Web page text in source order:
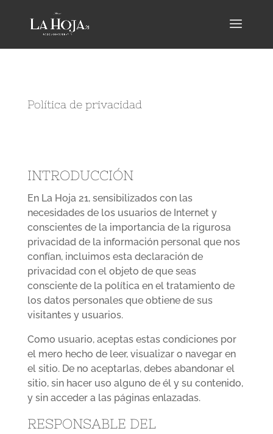
Política de privacidad
INTRODUCCIÓN
En La Hoja 21, sensibilizados con las
necesidades de los usuarios de Internet y
conscientes de la importancia de la rigurosa
privacidad de la información personal que nos
confían, incluimos esta declaración de
privacidad con el objeto de que seas
consciente de la política en el tratamiento de
los datos personales que obtiene de sus
visitantes y usuarios.
Como usuario, aceptas estas condiciones por
el mero hecho de leer, visualizar o navegar en
el sitio. De no aceptarlas, debes abandonar el
sitio, sin hacer uso alguno de él y su contenido,
y sin acceder a las páginas enlazadas.
RESPONSABLE DEL